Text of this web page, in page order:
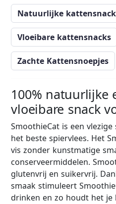
Natuurlijke
Vloeibare kattensnacks
Zachte Kattensnoepjes
100% natuurlijke
vloeibare snack
SmoothieCat is een
het beste spiervlees. Het
vis zonder kunstmatige
conserveermiddelen.
glutenvrij en suikervrij.
smaak stimuleert
drinken en zo houdt het